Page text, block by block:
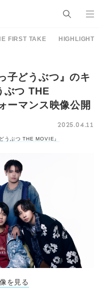
FIRST TAKE HIGHLIGHT
子どうぶつ』のキ
ぶつ THE
ーマンス映像公開
2025.04.11
うぶつ THE MOVIE』
を見る